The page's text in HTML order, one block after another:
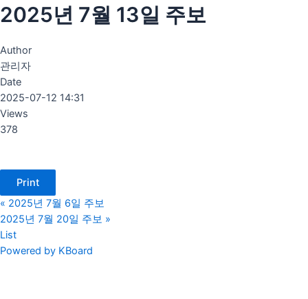
2025년 7월 13일 주보
Author
관리자
Date
2025-07-12 14:31
Views
378
Print
« 2025년 7월 6일 주보
2025년 7월 20일 주보 »
List
Powered by KBoard